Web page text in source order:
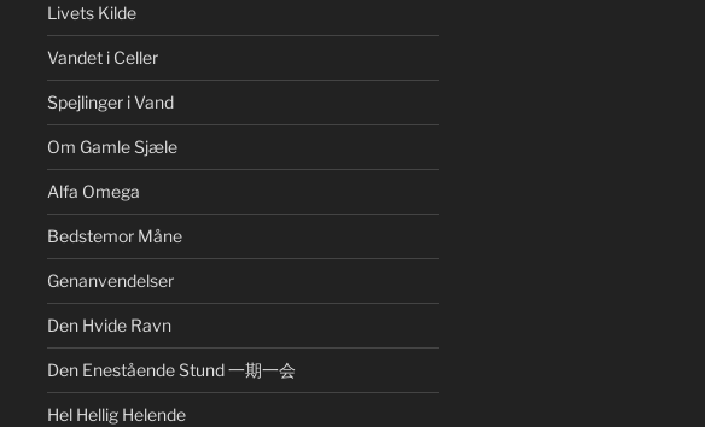
Livets Kilde
Vandet i Celler
Spejlinger i Vand
Om Gamle Sjæle
Alfa Omega
Bedstemor Måne
Genanvendelser
Den Hvide Ravn
Den Enestående Stund 一期一会
Hel Hellig Helende